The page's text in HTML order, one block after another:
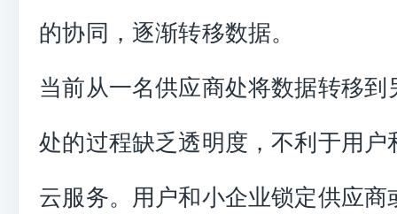
的协同，逐渐转移数据。
当前从一名供应商处将数据转移到
处的过程缺乏透明度，不利于用户
云服务。用户和小企业锁定供应商